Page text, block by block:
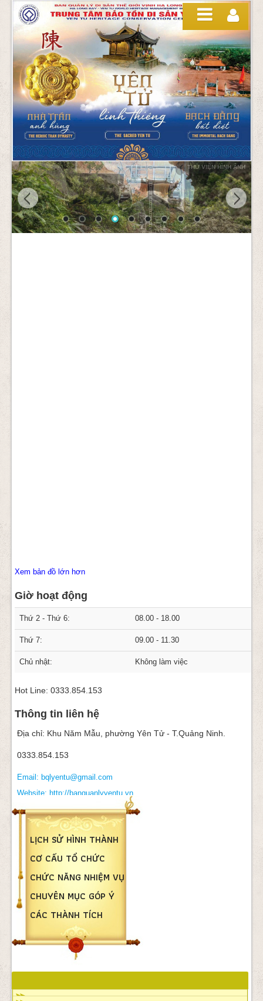
Skip to Content
LIÊN HỆ
THƯ VIỆN HÌNH ẢNH
Xem bản đồ lớn hơn
Giờ hoạt động
Thứ 2 - Thứ 6: 08.00 - 18.00
Thứ 7: 09.00 - 11.30
Chủ nhật: Không làm việc
Hot Line: 0333.854.153
Thông tin liên hệ
Địa chỉ: Khu Năm Mẫu, phường Yên Tử - T.Quảng Ninh.
0333.854.153
Email: bqlyentu@gmail.com
Website: http://banquanlyyentu.vn
LỊCH SỬ HÌNH THÀNH
CƠ CẤU TỔ CHỨC
CHỨC NĂNG NHIỆM VỤ
CHUYÊN MỤC GÓP Ý
CÁC THÀNH TÍCH